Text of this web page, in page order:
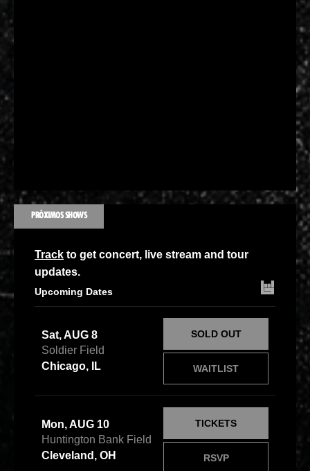
PRÓXIMOS SHOWS
Track to get concert, live stream and tour
updates.
Upcoming Dates
Sat, AUG 8
Soldier Field
Chicago, IL
WAITLIST
SOLD OUT
Mon, AUG 10
Huntington Bank Field
Cleveland, OH
RSVP
TICKETS